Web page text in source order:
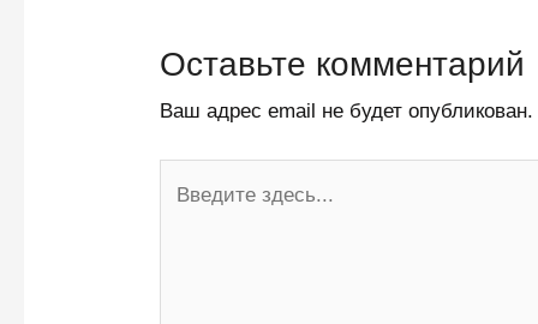
Оставьте комментарий
Ваш адрес email не будет опубликован.